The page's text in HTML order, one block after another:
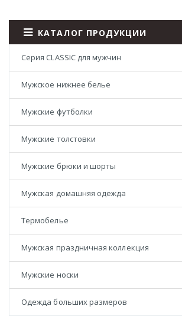
КАТАЛОГ ПРОДУКЦИИ
Серия CLASSIC для мужчин
Мужское нижнее белье
Мужские футболки
Мужские толстовки
Мужские брюки и шорты
Мужская домашняя одежда
Термобелье
Мужская праздничная коллекция
Мужские носки
Одежда больших размеров